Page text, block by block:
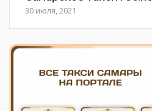
30 июля, 2021